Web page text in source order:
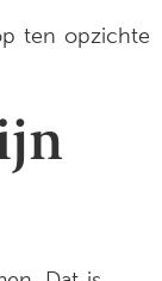
ten opzichte